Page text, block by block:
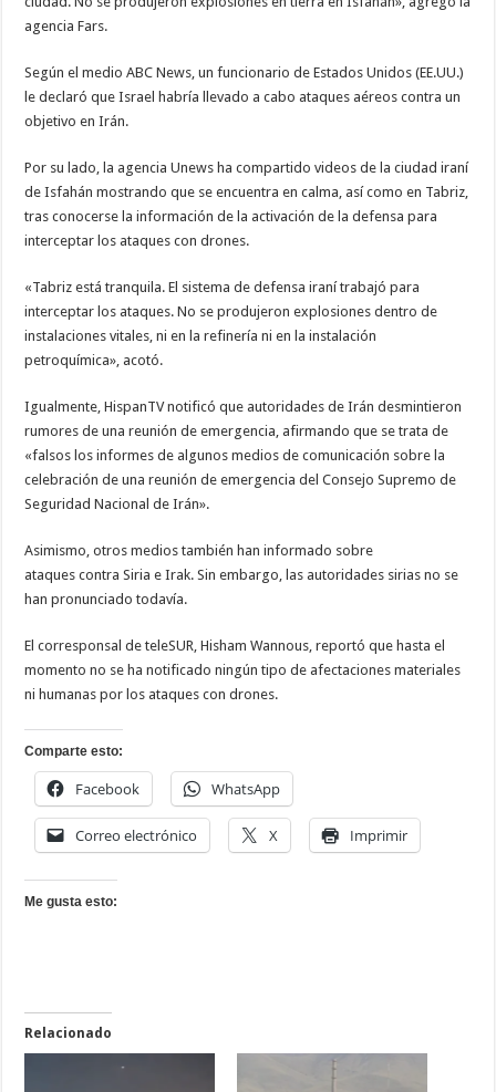
agencia Fars.
Según el medio ABC News, un funcionario de Estados Unidos (EE.UU.)
le declaró que Israel habría llevado a cabo ataques aéreos contra un
objetivo en Irán.
Por su lado, la agencia Unews ha compartido videos de la ciudad iraní
de Isfahán mostrando que se encuentra en calma, así como en Tabriz,
tras conocerse la información de la activación de la defensa para
interceptar los ataques con drones.
«Tabriz está tranquila. El sistema de defensa iraní trabajó para
interceptar los ataques. No se produjeron explosiones dentro de
instalaciones vitales, ni en la refinería ni en la instalación
petroquímica», acotó.
Igualmente, HispanTV notificó que autoridades de Irán desmintieron
rumores de una reunión de emergencia, afirmando que se trata de
«falsos los informes de algunos medios de comunicación sobre la
celebración de una reunión de emergencia del Consejo Supremo de
Seguridad Nacional de Irán».
Asimismo, otros medios también han informado sobre
ataques contra Siria e Irak. Sin embargo, las autoridades sirias no se
han pronunciado todavía.
El corresponsal de teleSUR, Hisham Wannous, reportó que hasta el
momento no se ha notificado ningún tipo de afectaciones materiales
ni humanas por los ataques con drones.
Comparte esto:
Facebook WhatsApp
Correo electrónico X Imprimir
Me gusta esto:
Relacionado